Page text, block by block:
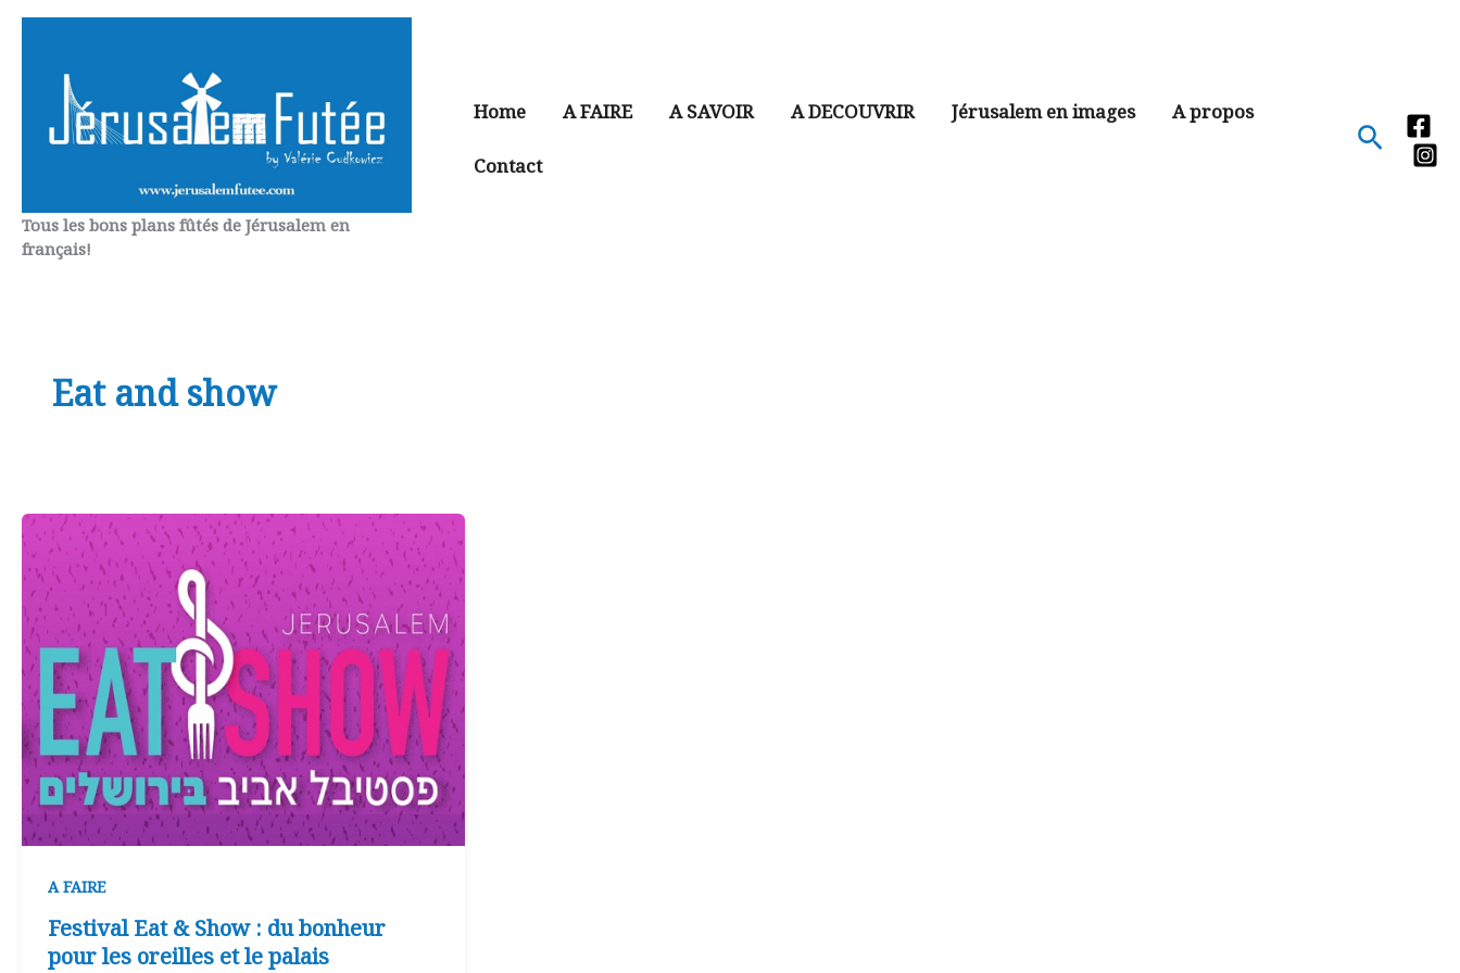
Aller
contenu
Tous les bons plans fûtés de Jérusalem en
français!
Home A FAIRE A SAVOIR A DECOUVRIR Jérusalem en images A propos
Contact
Eat and show
A FAIRE
Festival Eat & Show : du bonheur
pour les oreilles et le palais